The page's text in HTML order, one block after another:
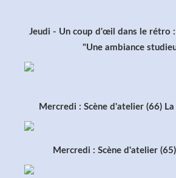
Jeudi - Un coup d'œil dans le rétro :
"Une ambiance
Mercredi : Scène d'atelier (66)
Mercredi : Scène d'atelier